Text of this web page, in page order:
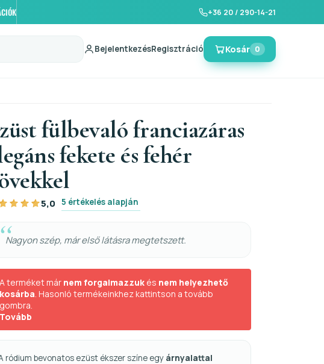
+36 20 / 290-14-21
BejelentkezésRegisztráció Kosár 0
fülbevaló franciazáras
fekete és fehér
5,0 5 értékelés alapján
Nagyon szép, már első látásra megtetszett.
A terméket már nem forgalmazzukés nem helyezhető
kosárba. Hasonló termékeinkhez kattintson a tovább
gombra.
Tovább
ródium bevonatos ezüst ékszer színe egy árnyalattal